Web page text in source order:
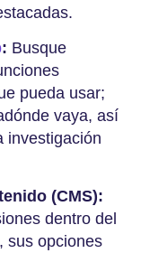
: Busque
pueda usar;
vaya, así
investigación
(CMS):
dentro del
sus opciones